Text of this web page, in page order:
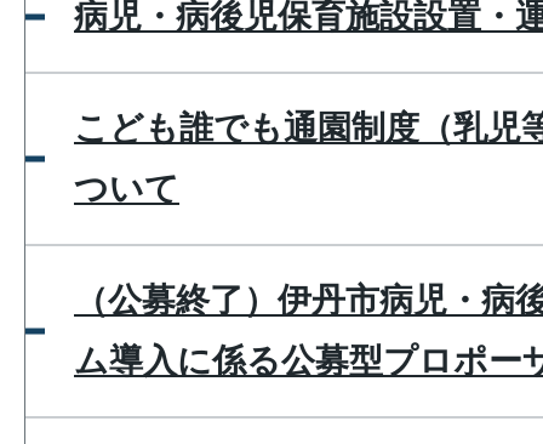
病児・病後児保育施設設置・
こども誰でも通園制度（乳児
ついて
（公募終了）伊丹市病児・病
ム導入に係る公募型プロポー